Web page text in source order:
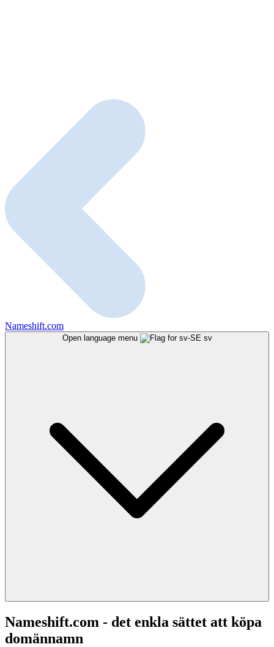
Nameshift.com
Open language menu sv
Nameshift.com - det enkla sättet att köpa
domännamn